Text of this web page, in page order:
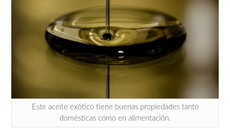
Este aceite exótico tiene buenas propiedades tanto
domésticas como en alimentación.